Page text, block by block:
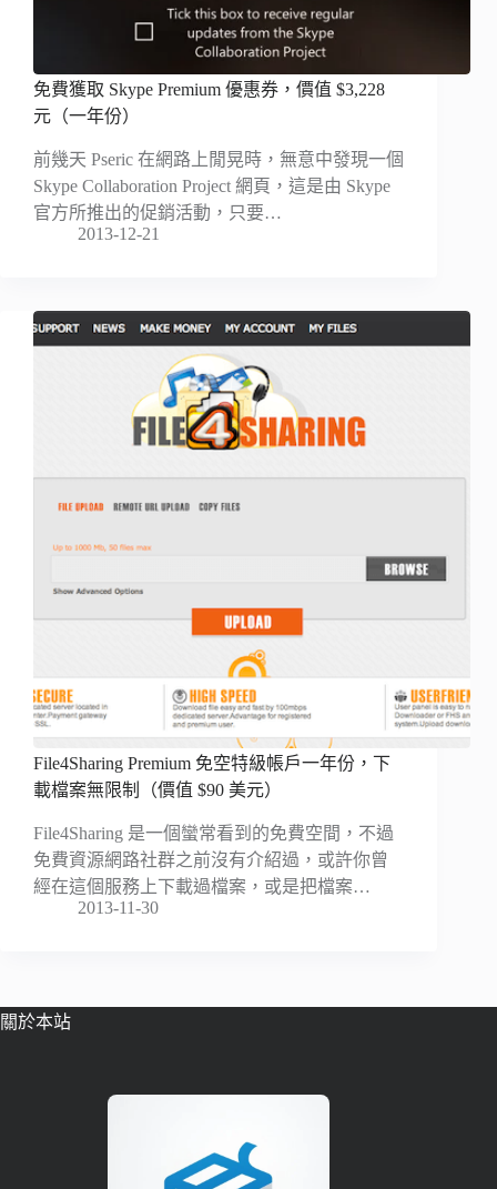
免費獲取 Skype Premium 優惠券，價值 $3,228
元（一年份）
前幾天 Pseric 在網路上閒晃時，無意中發現一個
Skype Collaboration Project 網頁，這是由 Skype
官方所推出的促銷活動，只要…
2013-12-21
File4Sharing Premium 免空特級帳戶一年份，下
載檔案無限制（價值 $90 美元）
File4Sharing 是一個蠻常看到的免費空間，不過
免費資源網路社群之前沒有介紹過，或許你曾
經在這個服務上下載過檔案，或是把檔案…
2013-11-30
關於本站